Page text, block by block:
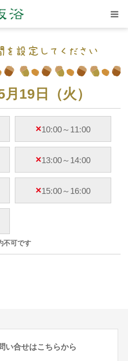
設定してください
19日（火）
×10:00～11:00
×13:00～14:00
×15:00～16:00
不可です
い合せはこちらから